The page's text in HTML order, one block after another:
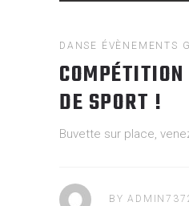
DANSE ÉVÈNEMENTS
DE SPORT !
Buvette sur place,
BY